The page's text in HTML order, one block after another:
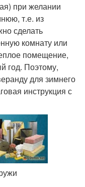
при желании
т.е. из
сделать
комнату или
помещение,
год. Поэтому,
для зимнего
инструкция с